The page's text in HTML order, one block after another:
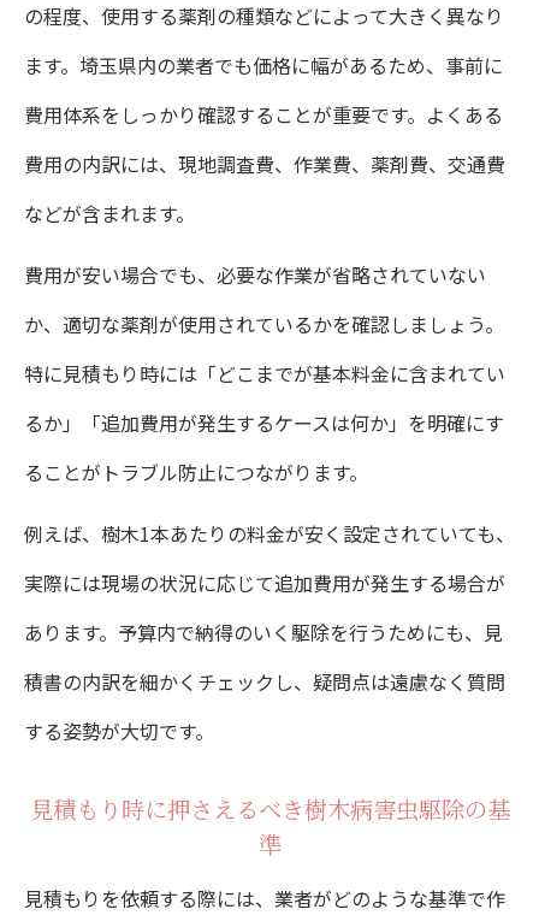
の程度、使用する薬剤の種類などによって大きく異なり
ます。埼玉県内の業者でも価格に幅があるため、事前に
費用体系をしっかり確認することが重要です。よくある
費用の内訳には、現地調査費、作業費、薬剤費、交通費
などが含まれます。
費用が安い場合でも、必要な作業が省略されていない
か、適切な薬剤が使用されているかを確認しましょう。
特に見積もり時には「どこまでが基本料金に含まれてい
るか」「追加費用が発生するケースは何か」を明確にす
ることがトラブル防止につながります。
例えば、樹木1本あたりの料金が安く設定されていても、
実際には現場の状況に応じて追加費用が発生する場合が
あります。予算内で納得のいく駆除を行うためにも、見
積書の内訳を細かくチェックし、疑問点は遠慮なく質問
する姿勢が大切です。
見積もり時に押さえるべき樹木病害虫駆除の基
準
見積もりを依頼する際には、業者がどのような基準で作